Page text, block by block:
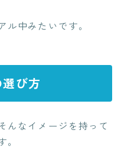
中みたいです。
び方
んなイメージを持って